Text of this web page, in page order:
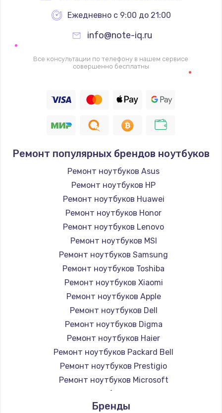
Ежедневно с 9:00 до 21:00
info@note-iq.ru
Все консультации по телефону в нашем сервисе
совершенно бесплатны
Ремонт популярных брендов ноутбуков
Ремонт ноутбуков Asus
Ремонт ноутбуков HP
Ремонт ноутбуков Huawei
Ремонт ноутбуков Honor
Ремонт ноутбуков Lenovo
Ремонт ноутбуков MSI
Ремонт ноутбуков Samsung
Ремонт ноутбуков Toshiba
Ремонт ноутбуков Xiaomi
Ремонт ноутбуков Apple
Ремонт ноутбуков Dell
Ремонт ноутбуков Digma
Ремонт ноутбуков Haier
Ремонт ноутбуков Packard Bell
Ремонт ноутбуков Prestigio
Ремонт ноутбуков Microsoft
Ремонт ноутбуков Alienware
Ремонт ноутбуков Aquarius
Бренды